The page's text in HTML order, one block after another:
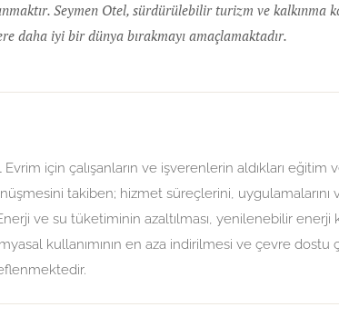
Seymen Otel, sürdürülebilir turizm ve kalkınma
daha iyi bir dünya bırakmayı amaçlamaktadır.
için çalışanların ve işverenlerin aldıkları eğitim
takiben; hizmet süreçlerini, uygulamalarını
ve su tüketiminin azaltılması, yenilenebilir enerji
kullanımının en aza indirilmesi ve çevre